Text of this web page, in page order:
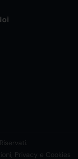
Privacy e Cookies